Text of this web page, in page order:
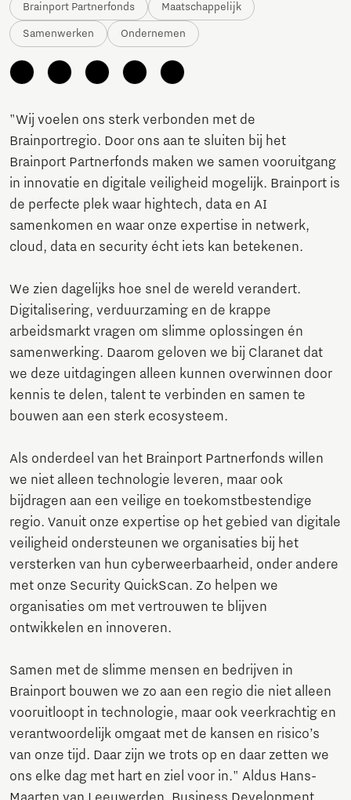
Brainport Partnerfonds Maatschappelijk
Samenwerken Ondernemen
"Wij voelen ons sterk verbonden met de
Brainportregio. Door ons aan te sluiten bij het
Brainport Partnerfonds maken we samen vooruitgang
in innovatie en digitale veiligheid mogelijk. Brainport is
de perfecte plek waar hightech, data en AI
samenkomen en waar onze expertise in netwerk,
cloud, data en security écht iets kan betekenen.
We zien dagelijks hoe snel de wereld verandert.
Digitalisering, verduurzaming en de krappe
arbeidsmarkt vragen om slimme oplossingen én
samenwerking. Daarom geloven we bij Claranet dat
we deze uitdagingen alleen kunnen overwinnen door
kennis te delen, talent te verbinden en samen te
bouwen aan een sterk ecosysteem.
Als onderdeel van het Brainport Partnerfonds willen
we niet alleen technologie leveren, maar ook
bijdragen aan een veilige en toekomstbestendige
regio. Vanuit onze expertise op het gebied van digitale
veiligheid ondersteunen we organisaties bij het
versterken van hun cyberweerbaarheid, onder andere
met onze Security QuickScan. Zo helpen we
organisaties om met vertrouwen te blijven
ontwikkelen en innoveren.
Samen met de slimme mensen en bedrijven in
Brainport bouwen we zo aan een regio die niet alleen
vooruitloopt in technologie, maar ook veerkrachtig en
verantwoordelijk omgaat met de kansen en risico’s
van onze tijd. Daar zijn we trots op en daar zetten we
ons elke dag met hart en ziel voor in." Aldus Hans-